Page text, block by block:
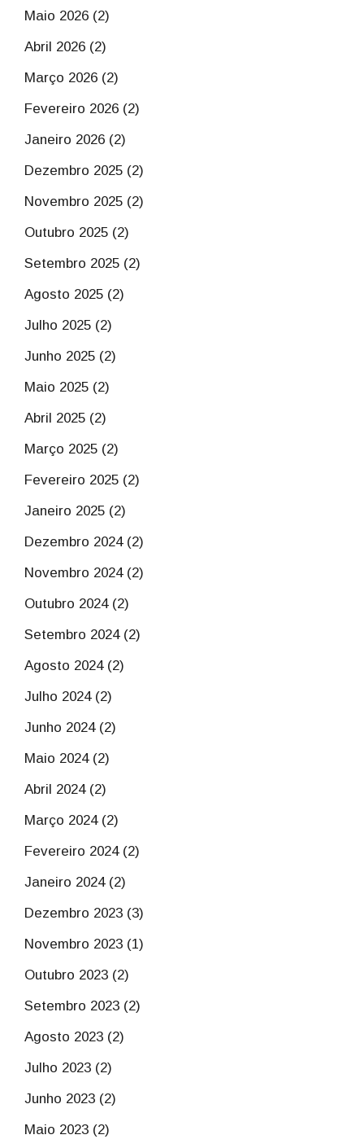
Maio 2026 (2)
Abril 2026 (2)
Março 2026 (2)
Fevereiro 2026 (2)
Janeiro 2026 (2)
Dezembro 2025 (2)
Novembro 2025 (2)
Outubro 2025 (2)
Setembro 2025 (2)
Agosto 2025 (2)
Julho 2025 (2)
Junho 2025 (2)
Maio 2025 (2)
Abril 2025 (2)
Março 2025 (2)
Fevereiro 2025 (2)
Janeiro 2025 (2)
Dezembro 2024 (2)
Novembro 2024 (2)
Outubro 2024 (2)
Setembro 2024 (2)
Agosto 2024 (2)
Julho 2024 (2)
Junho 2024 (2)
Maio 2024 (2)
Abril 2024 (2)
Março 2024 (2)
Fevereiro 2024 (2)
Janeiro 2024 (2)
Dezembro 2023 (3)
Novembro 2023 (1)
Outubro 2023 (2)
Setembro 2023 (2)
Agosto 2023 (2)
Julho 2023 (2)
Junho 2023 (2)
Maio 2023 (2)